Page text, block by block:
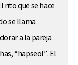
rito que se hace
se llama
a la pareja
“hapseol”. El